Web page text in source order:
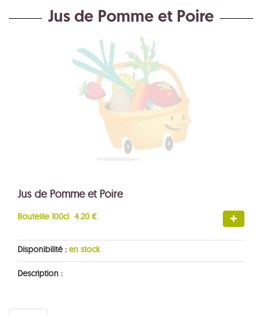
Jus de Pomme et Poire
Jus de Pomme et Poire
Bouteille 100cl 4.20 €
Disponibilité : en stock
Description :